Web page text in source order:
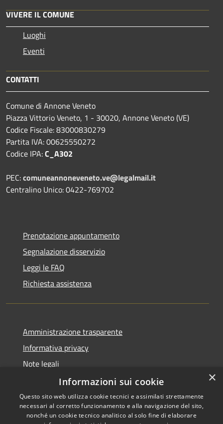
VIVERE IL COMUNE
Luoghi
Eventi
CONTATTI
Comune di Annone Veneto
Piazza Vittorio Veneto, 1 - 30020, Annone Veneto (VE)
Codice Fiscale: 83000830279
Partita IVA: 00625550272
Codice IPA:C_A302
PEC:comuneannoneveneto.ve@legalmail.it
Centralino Unico: 0422-769702
Prenotazione appuntamento
Segnalazione disservizio
Leggi le FAQ
Richiesta assistenza
Amministrazione trasparente
Informativa privacy
Note legali
Dichiarazione di accessibilità
×
Informazioni sui cookie
Questo sito web utilizza cookie tecnici e assimilati strettamente
necessari al corretto funzionamento e alla navigazione del sito,
nonché un cookie tecnico analitico al solo fine di elaborare